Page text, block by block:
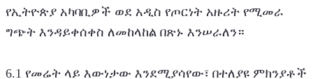
የኢትዮጵያ አካባቢዎች ወደ አዲስ የጦርነት አዙሪት የሚመራ
ግጭት እንዳይቀሰቀስ ለመከላከል በጽኑ እንሠራለን።
6.1 የመሬት ላይ እውነታው እንደሚያሳየው፣ በተለያዩ ምክንያቶች